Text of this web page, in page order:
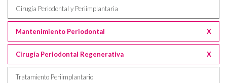
Cirugía Periodontal y Periimplantaria
Mantenimiento Periodontal X
Cirugía Periodontal Regenerativa X
Tratamiento Periimplantario